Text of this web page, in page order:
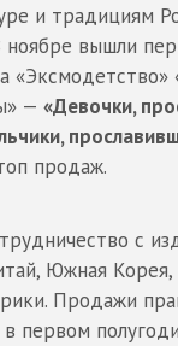
и традициям
ноябре вышли
«Эксмодетство»
— «Девочки,
продаж.
с
Южная
Продажи
первом